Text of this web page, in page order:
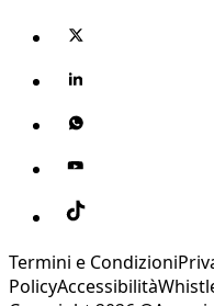
Termini e Condizioni
PolicyAccessibilità